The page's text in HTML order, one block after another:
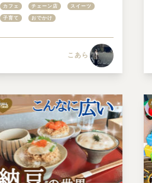
ー」は、スタバライフを快
適にする最強ツール
カフェ チェーン店 スイーツ
子育て おでかけ
こあら